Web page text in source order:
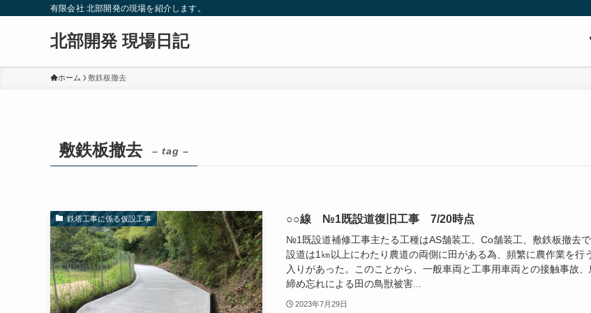
有限会社 北部開発の現場を紹介します。
北部開発 現場日記
ホーム 敷鉄板撤去
敷鉄板撤去 – tag –
鉄塔工事に係る仮設工事 ○○線 №1既設道復旧工事 7/20時点
№1既設道補修工事主たる工種はAS舗装工、Co舗装工、敷鉄板撤去
設道は1㎞以上にわたり農道の両側に田がある為、頻繁に農作業を行
入りがあった。このことから、一般車両と工事用車両との接触事故
締め忘れによる田の鳥獣被害...
2023年7月29日